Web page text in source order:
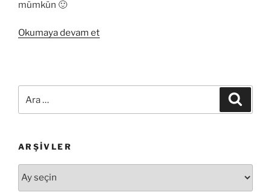
mümkün 🙂
Okumaya devam et“Web
ARŞIVLER